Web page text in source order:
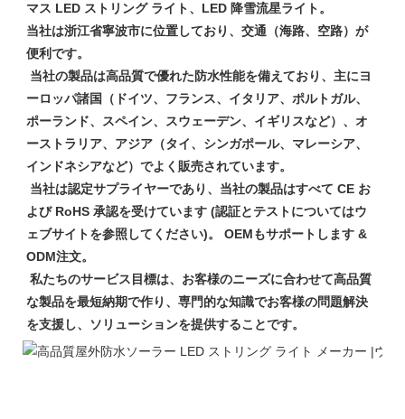
マス LED ストリング ライト、LED 降雪流星ライト。
当社は浙江省寧波市に位置しており、交通（海路、空路）が
便利です。
ーロッパ諸国（ドイツ、フランス、イタリア、ポルトガル、
ポーランド、スペイン、スウェーデン、イギリスなど）、オ
ーストラリア、アジア（タイ、シンガポール、マレーシア、
インドネシアなど）でよく販売されています。
よび RoHS 承認を受けています (認証とテストについてはウ
ェブサイトを参照してください)。 OEMもサポートします &
ODM注文。
な製品を最短納期で作り、専門的な知識でお客様の問題解決